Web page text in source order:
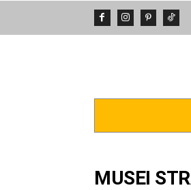
MUSEI